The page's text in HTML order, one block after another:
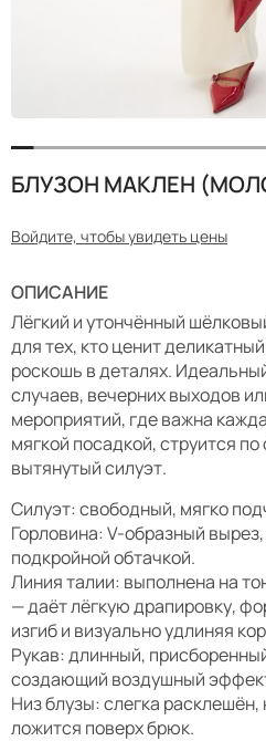
БЛУЗОН МАКЛЕН
Войдите, чтобы увидеть цены
ОПИСАНИЕ
Лёгкий и утончённый
для тех, кто ценит
роскошь в деталях.
случаев, вечерних выходов
мероприятий, где важна
мягкой посадкой, струится
вытянутый силуэт.
Силуэт: свободный, мягко
Горловина: V-образный
подкройной обтачкой.
Линия талии: выполнена на
— даёт лёгкую драпировку,
изгиб и визуально удлиняя
Рукав: длинный,
создающий воздушный
Низ блузы: слегка расклешён,
ложится поверх брюк.